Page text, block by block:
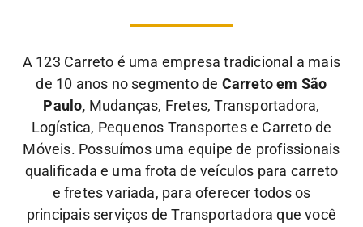
A 123 Carreto é uma empresa tradicional a mais
de 10 anos no segmento de Carreto em São
Paulo, Mudanças, Fretes, Transportadora,
Logística, Pequenos Transportes e Carreto de
Móveis. Possuímos uma equipe de profissionais
qualificada e uma frota de veículos para carreto
e fretes variada, para oferecer todos os
principais serviços de Transportadora que você